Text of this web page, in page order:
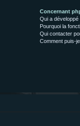
Concernant
Qui a
Pourquoi la
Qui contacter
Comment puis-